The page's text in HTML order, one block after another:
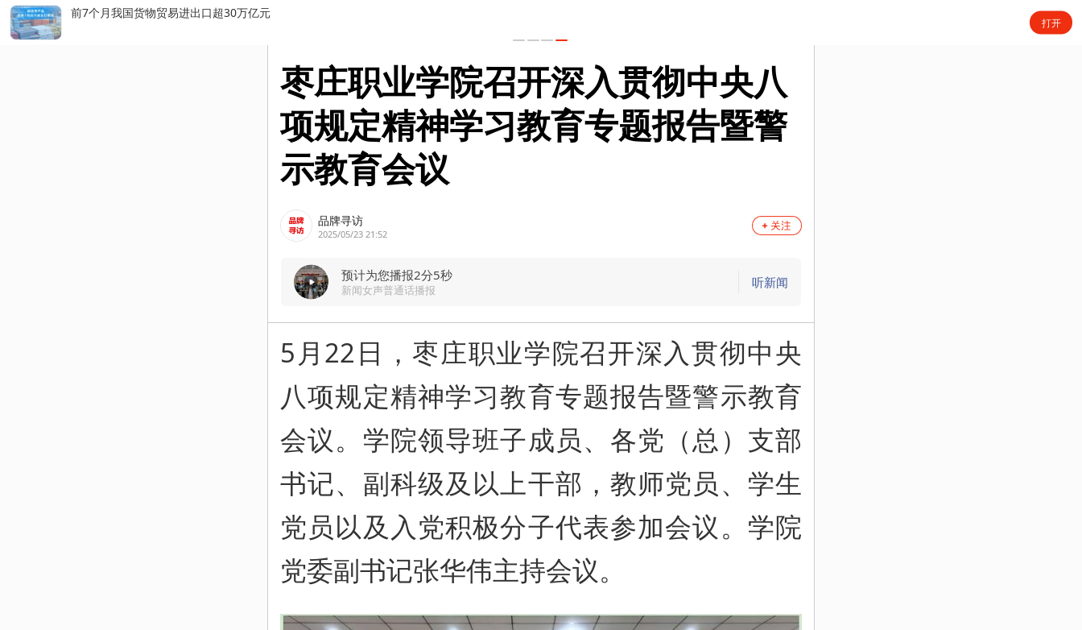
打开
枣庄职业学院召开深入贯彻中央八
项规定精神学习教育专题报告暨警
示教育会议
品牌寻访
2025/05/23 21:52
预计为您播报2分5秒
新闻女声普通话播报 听新闻
5月22日，枣庄职业学院召开深入贯彻中央
八项规定精神学习教育专题报告暨警示教育
会议。学院领导班子成员、各党（总）支部
书记、副科级及以上干部，教师党员、学生
党员以及入党积极分子代表参加会议。学院
党委副书记张华伟主持会议。